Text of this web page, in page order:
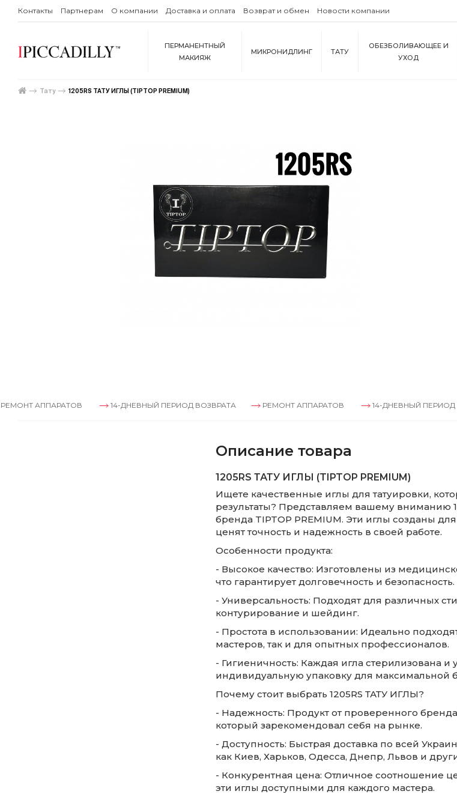
Контакты Партнерам О компании Доставка и оплата Возврат и обмен Новости компании
ПЕРМАНЕНТНЫЙ
МАКИЯЖ
МИКРОНИДЛИНГ ТАТУ
ОБЕЗБОЛИВАЮЩЕЕ И
УХОД
Тату 1205RS ТАТУ ИГЛЫ (TIPTOP PREMIUM)
14-ДНЕВНЫЙ ПЕРИОД ВОЗВРАТА РЕМОНТ АППАРАТОВ 14-ДНЕВНЫЙ ПЕРИОД
Описание товара
1205RS ТАТУ ИГЛЫ (TIPTOP PREMIUM)
Ищете качественные иглы для татуировки,
результаты? Представляем вашему вниманию
бренда TIPTOP PREMIUM. Эти иглы созданы
ценят точность и надежность в своей работе.
Особенности продукта:
- Высокое качество: Изготовлены из
что гарантирует долговечность и безопасность.
- Универсальность: Подходят для различных
контурирование и шейдинг.
- Простота в использовании: Идеально
мастеров, так и для опытных профессионалов.
- Гигиеничность: Каждая игла стерилизована и
индивидуальную упаковку для максимальной
Почему стоит выбрать 1205RS ТАТУ ИГЛЫ?
- Надежность: Продукт от проверенного бренда
который зарекомендовал себя на рынке.
- Доступность: Быстрая доставка по всей
как Киев, Харьков, Одесса, Днепр, Львов и
- Конкурентная цена: Отличное соотношение
эти иглы доступными для каждого мастера.